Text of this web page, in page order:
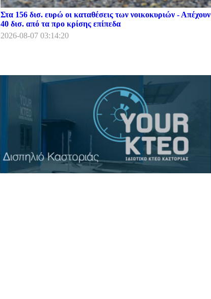
Στα 156 δισ. ευρώ οι καταθέσεις των νοικοκυριών - Απέχουν
40 δισ. από τα προ κρίσης επίπεδα
2026-08-07 03:14:20